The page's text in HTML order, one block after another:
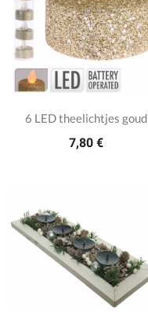
6 LED theelichtjes goud
7,80 €